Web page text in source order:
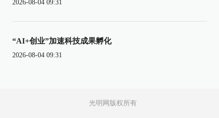
2026-08-04 09:31
“AI+创业”加速科技成果孵化
2026-08-04 09:31
光明网版权所有